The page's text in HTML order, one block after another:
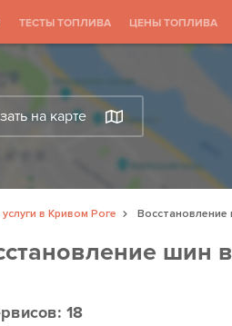
ТЕСТЫ ТОПЛИВА ЦЕНЫ ТОПЛИВА
на карте
в Кривом Роге
Восстановление
шин
18